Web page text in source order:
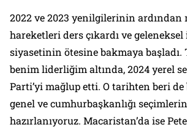
2022 ve 2023 yenilgilerinin ardından
hareketleri ders çıkardı ve
siyasetinin ötesine bakmaya başladı.
benim liderliğim altında, 2024 yerel
Parti’yi mağlup etti. O tarihten beri
genel ve cumhurbaşkanlığı
hazırlanıyoruz. Macaristan’da ise